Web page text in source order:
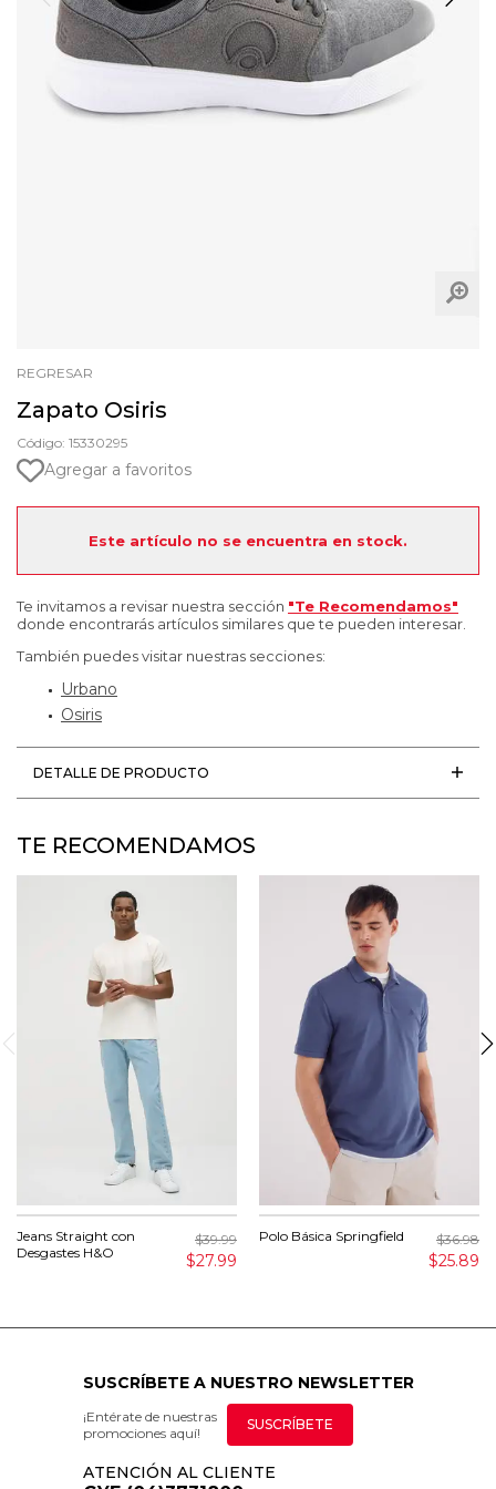
REGRESAR
Zapato Osiris
Código: 15330295
Agregar a favoritos
Este artículo no se encuentra en stock.
Te invitamos a revisar nuestra sección "Te Recomendamos"
donde encontrarás artículos similares que te pueden interesar.
También puedes visitar nuestras secciones:
Urbano
Osiris
DETALLE DE PRODUCTO
TE RECOMENDAMOS
Jeans Straight con
Desgastes H&O
$39.99
$27.99
Polo Básica Springfield $36.98
$25.89
SUSCRÍBETE A NUESTRO NEWSLETTER
¡Entérate de nuestras
promociones aquí!
SUSCRÍBETE
ATENCIÓN AL CLIENTE